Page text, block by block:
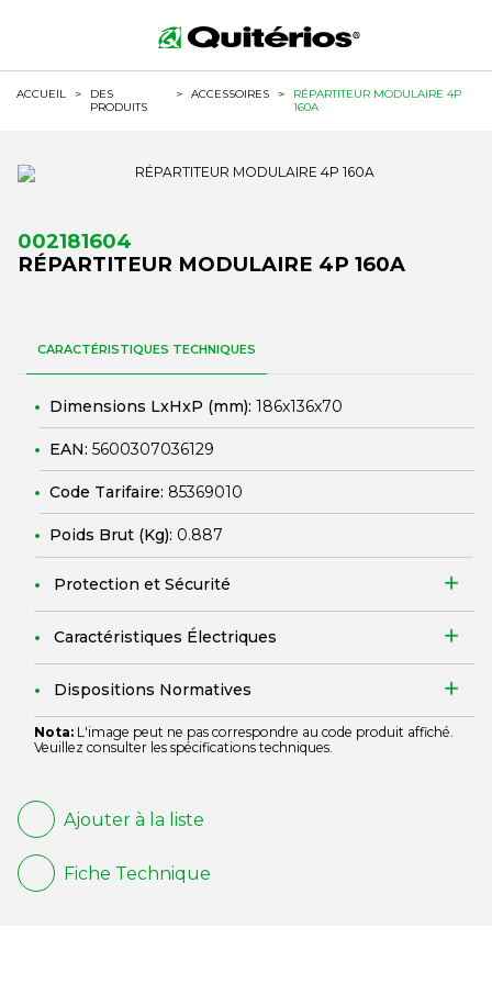
ACCUEIL >
DES
PRODUITS
> ACCESSOIRES >
RÉPARTITEUR MODULAIRE 4P
160A
002181604
RÉPARTITEUR MODULAIRE 4P 160A
CARACTÉRISTIQUES TECHNIQUES
Dimensions LxHxP (mm): 186x136x70
EAN: 5600307036129
Code Tarifaire: 85369010
Poids Brut (Kg): 0.887
Protection et Sécurité
Caractéristiques Électriques
Dispositions Normatives
Nota: L'image peut ne pas correspondre au code produit affiché.
Veuillez consulter les spécifications techniques.
Ajouter à la liste
Fiche Technique